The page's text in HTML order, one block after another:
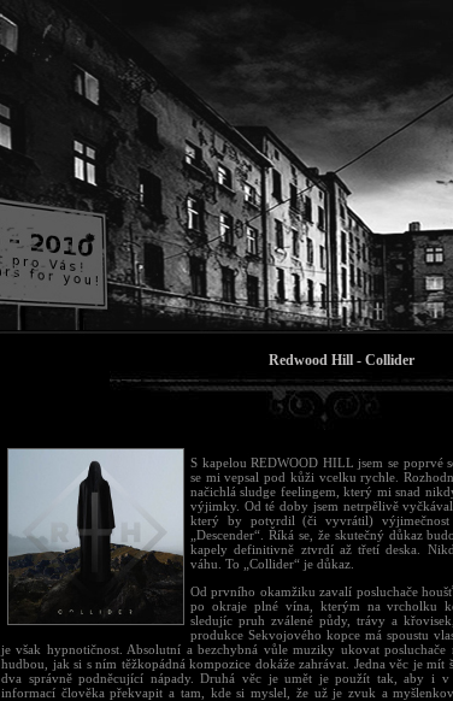
Redwood Hill - Collider
S kapelou REDWOOD HILL jsem se
se mi vepsal pod kůži vcelku rychle.
načichlá sludge feelingem, který mi snad
výjimky. Od té doby jsem netrpělivě
který by potvrdil (či vyvrátil) výjimečnost
„Descender“. Říká se, že skutečný důkaz
kapely definitivně ztvrdí až třetí deska.
váhu. To „Collider“ je důkaz.
Od prvního okamžiku zavalí posluchače
po okraje plné vína, kterým na vrcholku
sledujíc pruh zválené půdy, trávy a
produkce Sekvojového kopce má spoustu
je však hypnotičnost. Absolutní a bezchybná vůle muziky ukovat posluchače
hudbou, jak si s ním těžkopádná kompozice dokáže zahrávat. Jedna věc je mít
dva správně podněcující nápady. Druhá věc je umět je použít tak, aby i v
informací člověka překvapit a tam, kde si myslel, že už je zvuk a